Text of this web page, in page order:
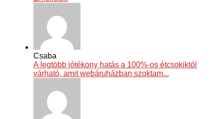
Csaba
A legtöbb jótékony hatás a 100%-os étcsokiktól
várható, amit webáruházban szoktam...